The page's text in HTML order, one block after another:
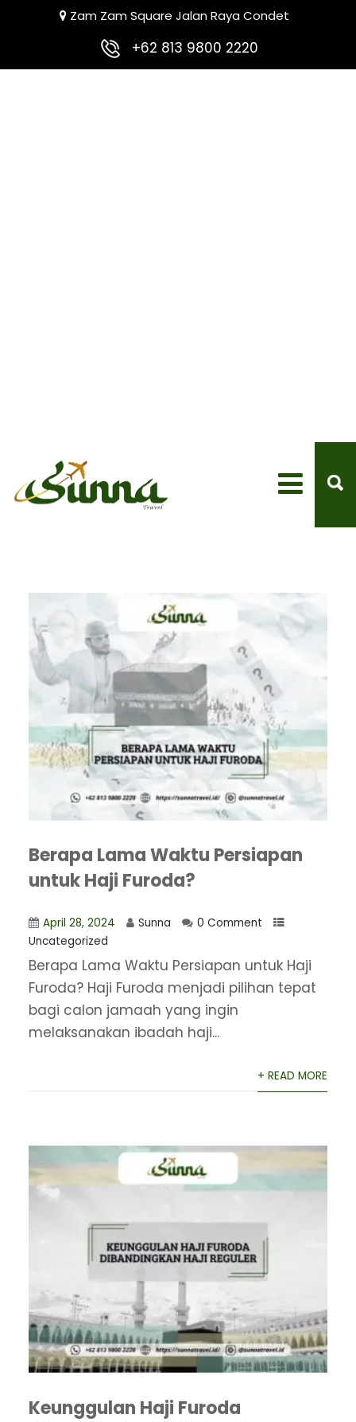
Zam Zam Square Jalan Raya Condet
+62 813 9800 2220
Berapa Lama Waktu Persiapan
untuk Haji Furoda?
April 28, 2024 Sunna
0 Comment
Uncategorized
Berapa Lama Waktu Persiapan untuk Haji
Furoda? Haji Furoda menjadi pilihan tepat
bagi calon jamaah yang ingin
melaksanakan ibadah haji...
+ READ MORE
Keunggulan Haji Furoda